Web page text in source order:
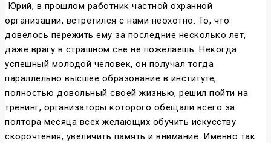
Юрий, в прошлом работник частной охранной
организации, встретился с нами неохотно. То, что
довелось пережить ему за последние несколько лет,
даже врагу в страшном сне не пожелаешь. Некогда
успешный молодой человек, он получал тогда
параллельно высшее образование в институте,
полностью довольный своей жизнью, решил пойти на
тренинг, организаторы которого обещали всего за
полтора месяца всех желающих обучить искусству
скорочтения, увеличить память и внимание. Именно так